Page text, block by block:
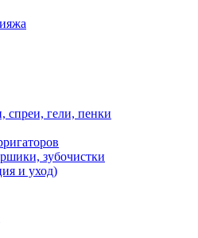
спреи, гели, пенки
зубочистки
и уход)